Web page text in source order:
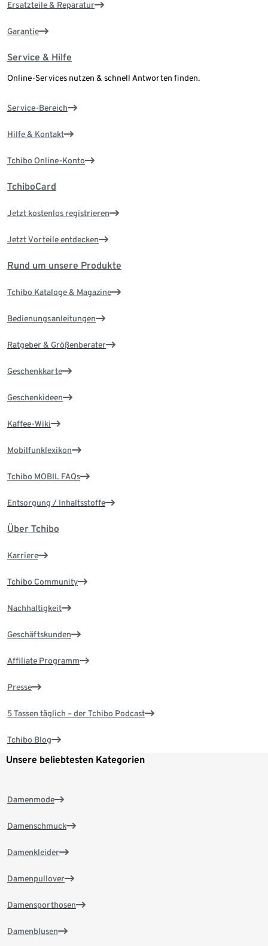
Ersatzteile & Reparatur
Garantie
Service & Hilfe
Online-Services nutzen & schnell Antworten finden.
Service-Bereich
Hilfe & Kontakt
Tchibo Online-Konto
TchiboCard
Jetzt kostenlos registrieren
Jetzt Vorteile entdecken
Rund um unsere Produkte
Tchibo Kataloge & Magazine
Bedienungsanleitungen
Ratgeber & Größenberater
Geschenkkarte
Geschenkideen
Kaffee-Wiki
Mobilfunklexikon
Tchibo MOBIL FAQs
Entsorgung / Inhaltsstoffe
Über Tchibo
Karriere
Tchibo Community
Nachhaltigkeit
Geschäftskunden
Affiliate Programm
Presse
5 Tassen täglich – der Tchibo Podcast
Tchibo Blog
Unsere beliebtesten Kategorien
Damenmode
Damenschmuck
Damenkleider
Damenpullover
Damensporthosen
Damenblusen